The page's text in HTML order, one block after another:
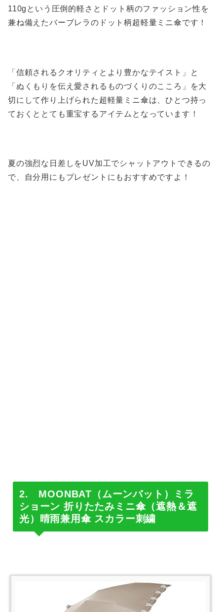
110gという圧倒的軽さとドット柄のファッション性を
兼ね備えたバーブレラのドット柄超軽量ミニ傘です！
「信頼されるクオリティとより豊かなテイスト」と
「ぬくもりを伝え愛されるものづくりのこころ」を大
切にして作り上げられた超軽量ミニ傘は、ひとつ持っ
ておくととても重宝するアイテムとなっています！
夏の強烈な日差しをUV加工でシャットアウトできるの
で、自分用にもプレゼントにもおすすめですよ！
2. MOONBAT（ムーンバット）ミラ
ショーン 折りたたみミニ傘（遮熱＆遮
光）晴雨兼用傘 スカラー刺繍